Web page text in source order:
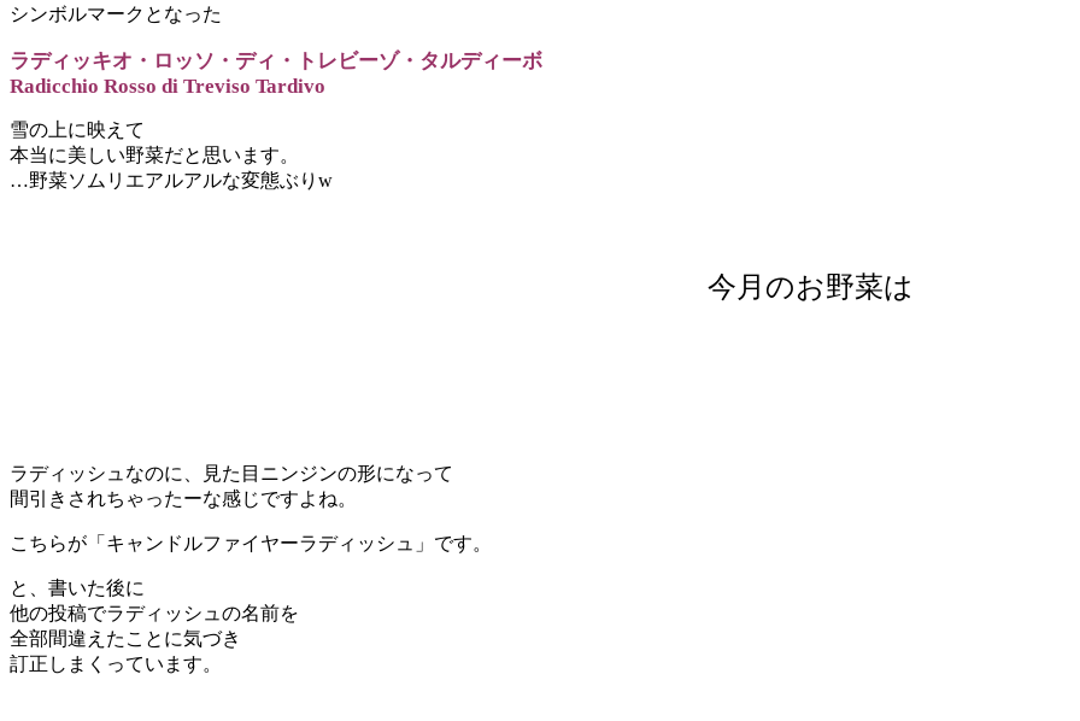
シンボルマークとなった
ラディッキオ・ロッソ・ディ・トレビーゾ・タルディーボ
Radicchio Rosso di Treviso Tardivo
雪の上に映えて
本当に美しい野菜だと思います。
…野菜ソムリエアルアルな変態ぶりw
今月のお野菜は
ラディッシュなのに、見た目ニンジンの形になって
間引きされちゃったーな感じですよね。
こちらが「キャンドルファイヤーラディッシュ」です。
と、書いた後に
他の投稿でラディッシュの名前を
全部間違えたことに気づき
訂正しまくっています。